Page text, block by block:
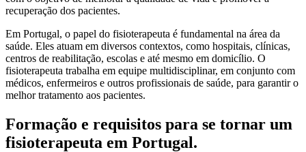
recuperação dos pacientes.
Em Portugal, o papel do fisioterapeuta é fundamental na área da
saúde. Eles atuam em diversos contextos, como hospitais, clínicas,
centros de reabilitação, escolas e até mesmo em domicílio. O
fisioterapeuta trabalha em equipe multidisciplinar, em conjunto com
médicos, enfermeiros e outros profissionais de saúde, para garantir o
melhor tratamento aos pacientes.
Formação e requisitos para se tornar um
fisioterapeuta em Portugal.